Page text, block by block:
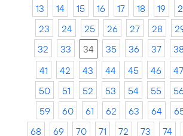
13
14 15 16 17 18 19
23
24 25 26 27 28
32
33 34 35 36 37 38
41
42 43 44 45 46 47
50
51 52 53 54 55
59
60 61 62 63 64
68
69 70 71 72 73 74